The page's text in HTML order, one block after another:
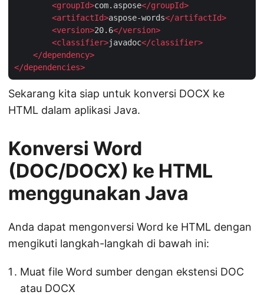
<groupId>com.aspose</groupId>
<artifactId>aspose-words</artifactId>
<version>20.6</version>
<classifier>javadoc</classifier>
</dependency>
</dependencies>
Sekarang kita siap untuk konversi DOCX ke
HTML dalam aplikasi Java.
Konversi Word
(DOC/DOCX) ke HTML
menggunakan Java
Anda dapat mengonversi Word ke HTML dengan
mengikuti langkah-langkah di bawah ini:
Muat file Word sumber dengan ekstensi DOC
atau DOCX